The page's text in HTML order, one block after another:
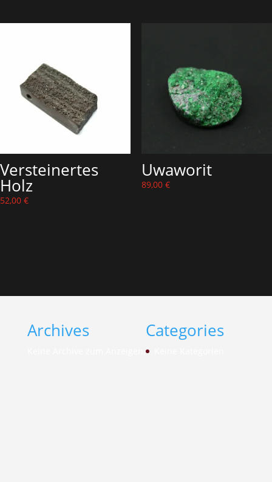
Versteinertes
Holz
52,00 €
Uwaworit
89,00 €
Archives Categories